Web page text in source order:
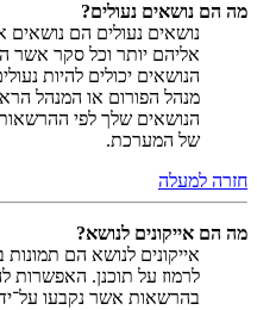
מה הם נושאים נעולים?
נושאים נעולים הם
אליהם יותר וכל סקר אשר
הנושאים יכולים להיות
מנהל הפורום או המנהל
הנושאים שלך לפי
של המערכת.
חזרה למעלה
מה הם אייקונים לנושא?
אייקונים לנושא הם
לרמוז על תוכנן. האפשרות
בהרשאות אשר נקבעו